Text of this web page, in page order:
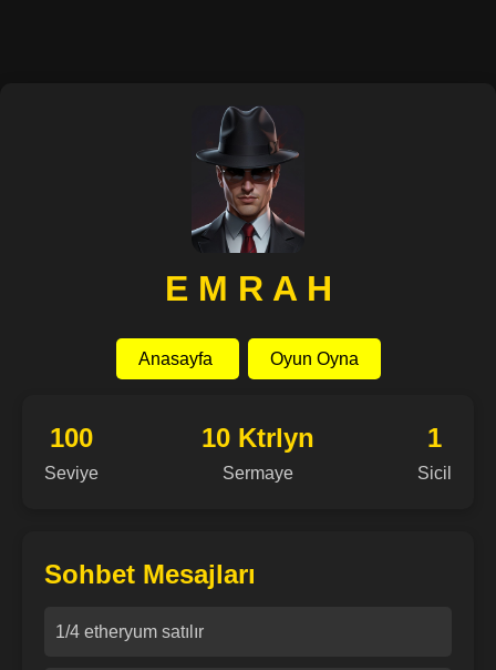
E M R A H
Anasayfa Oyun Oyna
100
Seviye
10 Ktrlyn
Sermaye
1
Sicil
Sohbet Mesajları
1/4 etheryum satılır